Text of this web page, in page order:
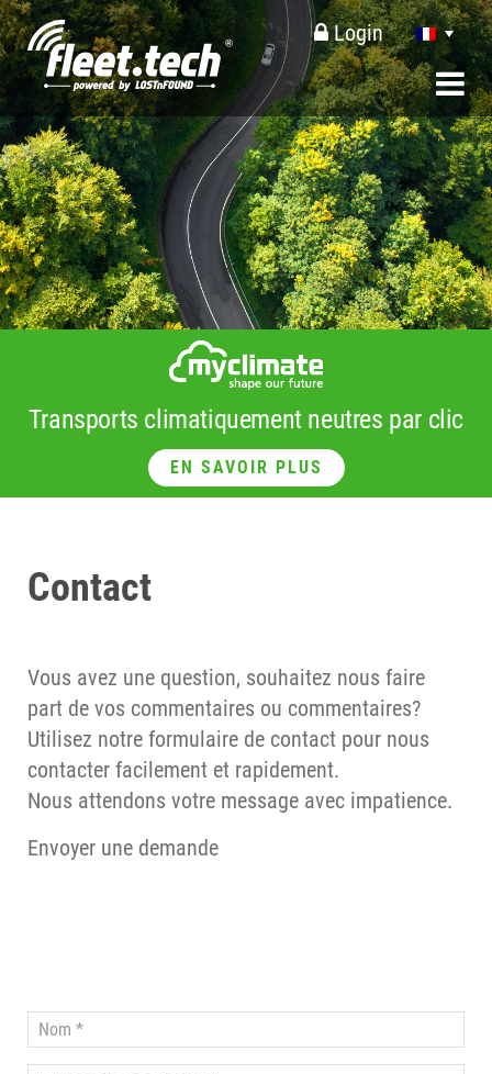
Login
Transports climatiquement neutres par clic
EN SAVOIR PLUS
Contact
Vous avez une question, souhaitez nous faire
part de vos commentaires ou commentaires?
Utilisez notre formulaire de contact pour nous
contacter facilement et rapidement.
Nous attendons votre message avec impatience.
Envoyer une demande